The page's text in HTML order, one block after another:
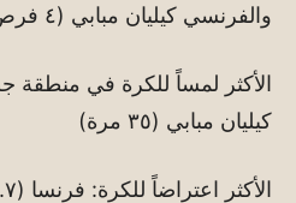
والفرنسي كيليان مبابي (٤ فرص)
الأكثر لمساً للكرة في منطقة
كيليان مبابي (٣٥ مرة)
الأكثر اعتراضاً للكرة: فرنسا (٢٥.٧ مرة في المباراة)